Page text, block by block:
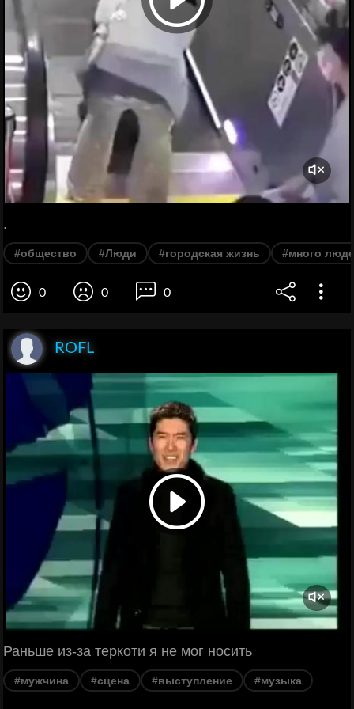
.
#общество #Люди #городская жизнь #много
0 0 0
ROFL
Раньше из-за теркоти я не мог носить
#мужчина #сцена #выступление #музыка